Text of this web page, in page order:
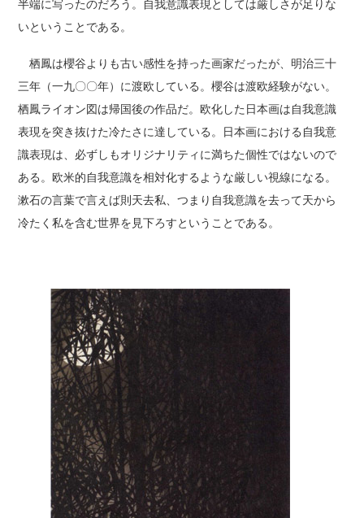
半端に写ったのだろう。自我意識表現としては厳しさが足りな
いということである。
栖鳳は櫻谷よりも古い感性を持った画家だったが、明治三十
三年（一九〇〇年）に渡欧している。櫻谷は渡欧経験がない。
栖鳳ライオン図は帰国後の作品だ。欧化した日本画は自我意識
表現を突き抜けた冷たさに達している。日本画における自我意
識表現は、必ずしもオリジナリティに満ちた個性ではないので
ある。欧米的自我意識を相対化するような厳しい視線になる。
漱石の言葉で言えば則天去私、つまり自我意識を去って天から
冷たく私を含む世界を見下ろすということである。